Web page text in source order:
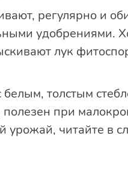
регулярно и
удобрениями.
лук
толстым
полезен при
читайте в